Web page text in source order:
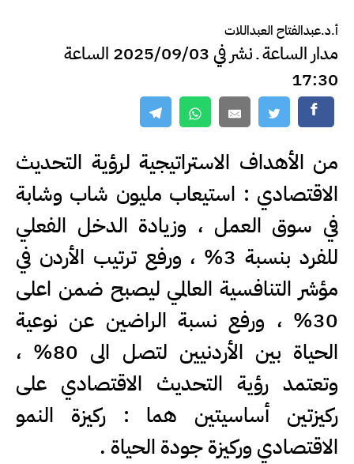
أ.د.عبدالفتاح العبداللات
مدار الساعة ـ نشر في 2025/09/03 الساعة
17:30
من الأهداف الاستراتيجية لرؤية التحديث
الاقتصادي : استيعاب مليون شاب وشابة
في سوق العمل ، وزيادة الدخل الفعلي
للفرد بنسبة 3% ، ورفع ترتيب الأردن في
مؤشر التنافسية العالمي ليصبح ضمن اعلى
30% ، ورفع نسبة الراضين عن نوعية
الحياة بين الأردنيين لتصل الى 80% ،
وتعتمد رؤية التحديث الاقتصادي على
ركيزتين أساسيتين هما : ركيزة النمو
الاقتصادي وركيزة جودة الحياة .